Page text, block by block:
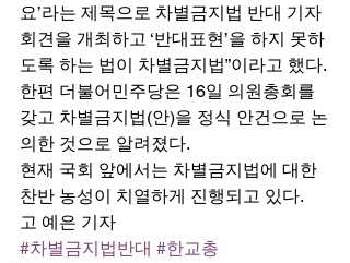
요’라는 제목으로 차별금지법 반대 기자
회견을 개최하고 ‘반대표현’을 하지 못하
도록 하는 법이 차별금지법”이라고 했다.
한편 더불어민주당은 16일 의원총회를
갖고 차별금지법(안)을 정식 안건으로 논
의한 것으로 알려졌다.
현재 국회 앞에서는 차별금지법에 대한
찬반 농성이 치열하게 진행되고 있다.
고 예은 기자
#차별금지법반대 #한교총